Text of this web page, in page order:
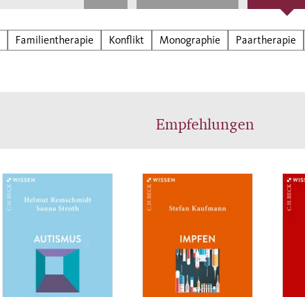
Familientherapie Konflikt Monographie Paartherapie
Empfehlungen